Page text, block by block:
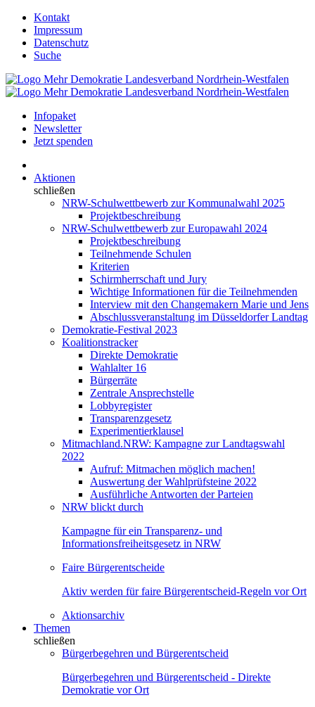
Kontakt
Impressum
Datenschutz
Suche
Infopaket
Newsletter
Jetzt spenden
Aktionen
schließen
NRW-Schulwettbewerb zur Kommunalwahl 2025
Projektbeschreibung
NRW-Schulwettbewerb zur Europawahl 2024
Projektbeschreibung
Teilnehmende Schulen
Kriterien
Schirmherrschaft und Jury
Wichtige Informationen für die Teilnehmenden
Interview mit den Changemakern Marie und Jens
Abschlussveranstaltung im Düsseldorfer Landtag
Demokratie-Festival 2023
Koalitionstracker
Direkte Demokratie
Wahlalter 16
Bürgerräte
Zentrale Ansprechstelle
Lobbyregister
Transparenzgesetz
Experimentierklausel
Mitmachland.NRW: Kampagne zur Landtagswahl
2022
Aufruf: Mitmachen möglich machen!
Auswertung der Wahlprüfsteine 2022
Ausführliche Antworten der Parteien
NRW blickt durch
Kampagne für ein Transparenz- und
Informationsfreiheitsgesetz in NRW
Faire Bürgerentscheide
Aktiv werden für faire Bürgerentscheid-Regeln vor Ort
Aktionsarchiv
Themen
schließen
Bürgerbegehren und Bürgerentscheid
Bürgerbegehren und Bürgerentscheid - Direkte
Demokratie vor Ort